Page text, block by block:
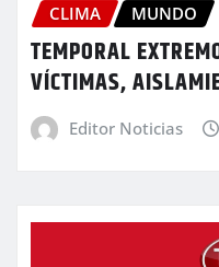
CLIMA MUNDO
TEMPORAL
VÍCTIMAS,
Editor Noticias